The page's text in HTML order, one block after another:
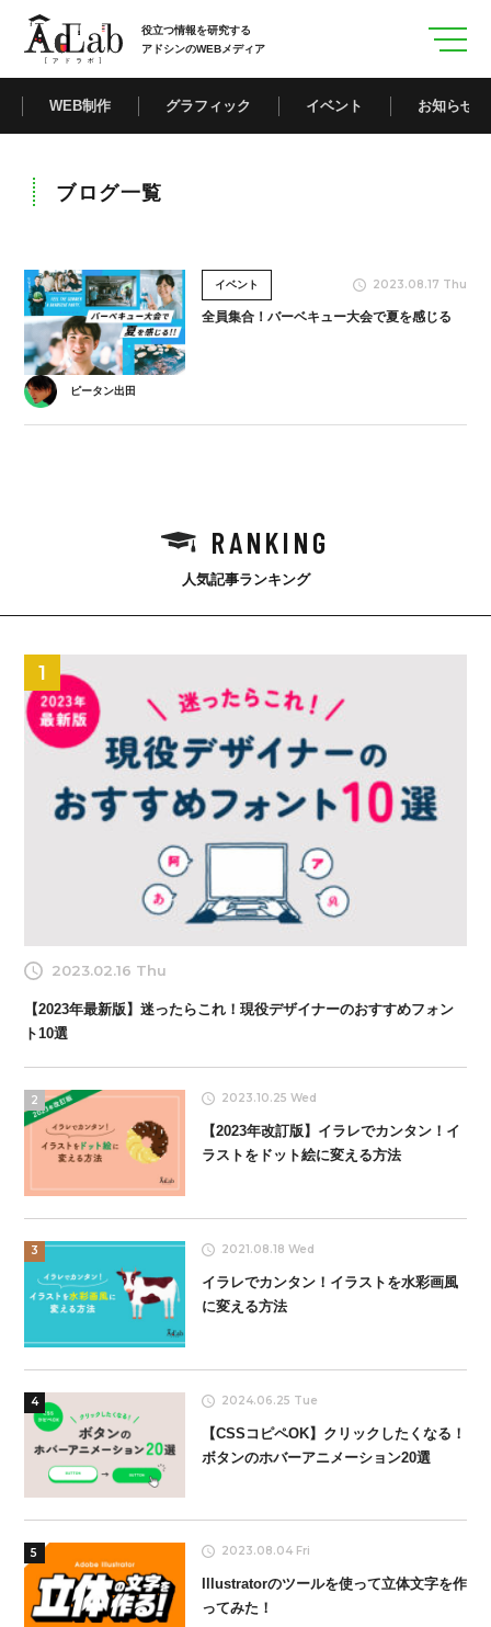
役立つ情報を研究する
アドシンのWEBメディア
WEB制作 グラフィック イベント お知らせ
ブログ一覧
イベント 2023.08.17 Thu
全員集合！バーベキュー大会で夏を感じる
ピータン出田
RANKING
人気記事ランキング
1
2023.02.16 Thu
【2023年最新版】迷ったらこれ！現役デザイナーのおすすめフォン
ト10選
2 2023.10.25 Wed
【2023年改訂版】イラレでカンタン！イ
ラストをドット絵に変える方法
3 2021.08.18 Wed
イラレでカンタン！イラストを水彩画風
に変える方法
4 2024.06.25 Tue
【CSSコピペOK】クリックしたくなる！
ボタンのホバーアニメーション20選
5 2023.08.04 Fri
Illustratorのツールを使って立体文字を作
ってみた！